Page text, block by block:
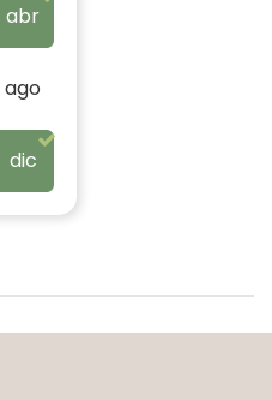
abr
ago
dic